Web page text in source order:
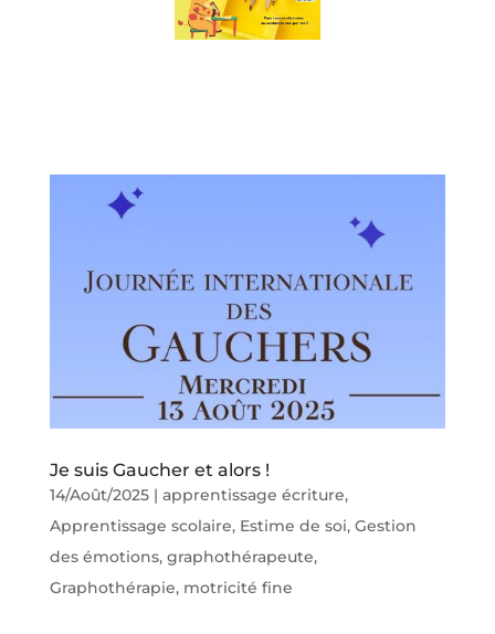
Je suis Gaucher et alors !
14/Août/2025| apprentissage écriture,
Apprentissage scolaire, Estime de soi, Gestion
des émotions, graphothérapeute,
Graphothérapie, motricité fine